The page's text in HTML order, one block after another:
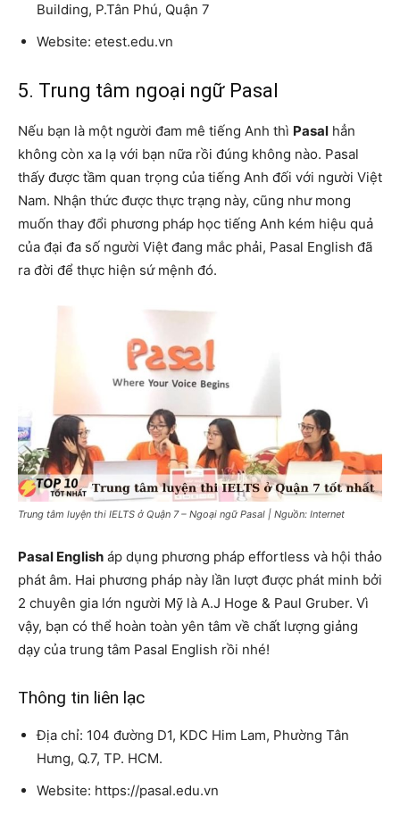
Building, P.Tân Phú, Quận 7
Website: etest.edu.vn
5. Trung tâm ngoại ngữ Pasal
Nếu bạn là một người đam mê tiếng Anh thì Pasal hẳn
không còn xa lạ với bạn nữa rồi đúng không nào. Pasal
thấy được tầm quan trọng của tiếng Anh đối với người Việt
Nam. Nhận thức được thực trạng này, cũng như mong
muốn thay đổi phương pháp học tiếng Anh kém hiệu quả
của đại đa số người Việt đang mắc phải, Pasal English đã
ra đời để thực hiện sứ mệnh đó.
Trung tâm luyện thi IELTS ở Quận 7 – Ngoại ngữ Pasal | Nguồn: Internet
Pasal English áp dụng phương pháp effortless và hội thảo
phát âm. Hai phương pháp này lần lượt được phát minh bởi
2 chuyên gia lớn người Mỹ là A.J Hoge & Paul Gruber. Vì
vậy, bạn có thể hoàn toàn yên tâm về chất lượng giảng
dạy của trung tâm Pasal English rồi nhé!
Thông tin liên lạc
Địa chỉ: 104 đường D1, KDC Him Lam, Phường Tân
Hưng, Q.7, TP. HCM.
Website: https://pasal.edu.vn